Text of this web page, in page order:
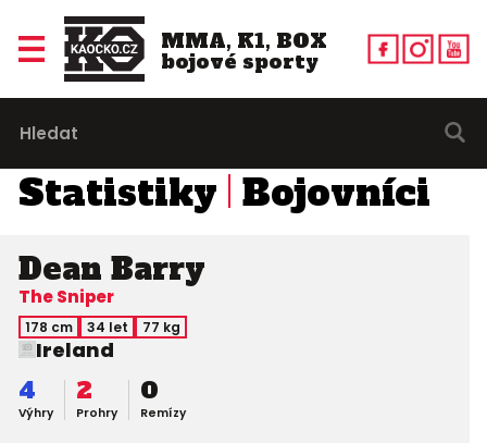
MMA, K1, BOX
bojové sporty
Statistiky Bojovníci
Dean Barry
The Sniper
178 cm 34 let 77 kg
Ireland
Výhry
4
Prohry
2
Remízy
0